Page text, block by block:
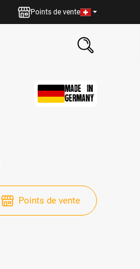
Points de vente
MADE IN
GERMANY
Points de vente